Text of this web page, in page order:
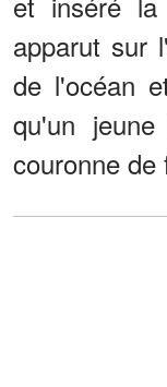
apparut sur
de l'océan
qu'un
couronne de